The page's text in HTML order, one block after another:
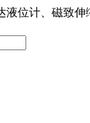
液位计、磁致